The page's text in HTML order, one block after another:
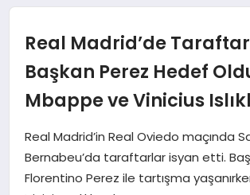
HABERLER
İŞ FIKIRLERI
KRIPTO HABER
Real Madrid’de
Başkan Perez Hedef
Mbappe ve Vinicius
Real Madrid’in Real Oviedo maçında
Bernabeu’da taraftarlar isyan etti.
Florentino Perez ile tartışma